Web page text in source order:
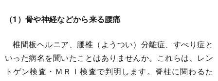
（1）骨や神経などから来る腰痛
椎間板ヘルニア、腰椎（ようつい）分離症、すべり症と
いった病名を聞いたことはありませんか。これらは、レン
トゲン検査・ＭＲＩ検査で判明します。脊柱に関わるた